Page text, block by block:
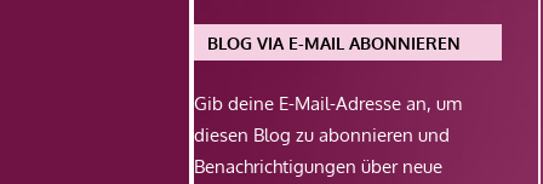
BLOG VIA E-MAIL ABONNIEREN
Gib deine E-Mail-Adresse an, um
diesen Blog zu abonnieren und
Benachrichtigungen über neue